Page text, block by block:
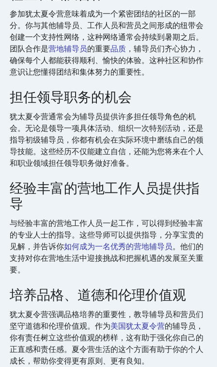
参加犹太夏令营意味着成为一个紧密团结的社区的一部
分。你与其他辅导员、工作人员和营员之间形成的纽带会
创建一个支持性网络，这种网络通常会持续到暑期之后。
团队合作是营地辅导员的重要品质 ，辅导员们齐心协力，
确保每个人都能获得顺利、愉快的体验。这种社区和协作
意识让您懂得团结和集体努力的重要性。
担任领导职务的机会
犹太夏令营通常会为辅导员提供许多担任领导角色的机
会。无论是领导一项具体活动、组织一次特别活动，还是
指导初级辅导员，你都有机会在实际环境中磨练自己的领
导技能。这些经历不仅能建立自信，还能为您将来在个人
和职业领域担任领导职务做好准备。
经验丰富的营地工作人员提供指
导
与经验丰富的营地工作人员一起工作，可以得到经验丰富
的专业人士的指导。这些导师可以提供指导，分享宝贵的
见解，并告诉你如何成为一名优秀的营地辅导员。他们的
支持对你在营地生活中迎接挑战和把握机遇的发展至关重
要。
培养品格、道德和伦理价值观
犹太夏令营强调品格培养的重要性，教导辅导员和营员们
坚守道德和伦理价值观。作为美国犹太夏令营的辅导员，
你有责任树立这些价值观的榜样，这有助于强化你自己的
正直感和责任感。夏令营生活的这个方面有助于你的个人
成长，帮助你变得更有原则、更有良知。